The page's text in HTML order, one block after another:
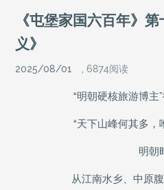
《屯堡家国六百年》
义》
2025/08/01 6874阅读
“明朝硬核旅游博主
“天下山峰何其多，
明朝
从江南水乡、中原